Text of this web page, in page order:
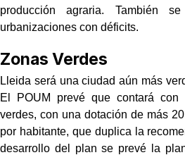
producción agraria. También
urbanizaciones con déficits.
Zonas Verdes
Lleida será una ciudad aún más
El POUM prevé que contará con
verdes, con una dotación de más
por habitante, que duplica la
desarrollo del plan se prevé la